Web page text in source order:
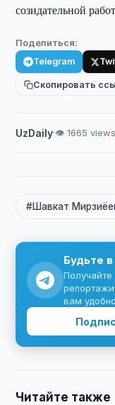
созидательной
Поделиться:
Telegram
Скопировать
UzDaily·👁 1665 views
#Шавкат
Будьте
вам
Читайте также